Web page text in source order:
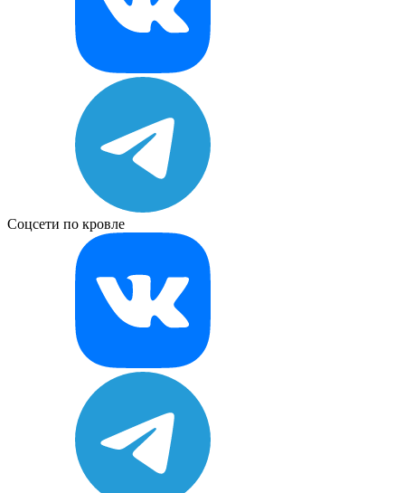
Соцсети по кровле